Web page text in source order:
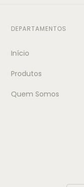
DEPARTAMENTOS
Início
Produtos
Quem Somos